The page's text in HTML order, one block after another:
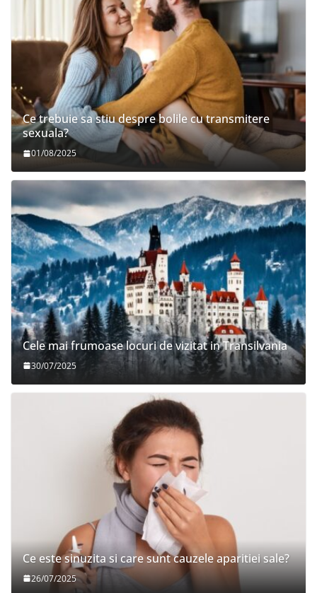
Ce trebuie sa stiu despre bolile cu transmitere
sexuala?
01/08/2025
Cele mai frumoase locuri de vizitat in Transilvania
30/07/2025
Ce este sinuzita si care sunt cauzele aparitiei sale?
26/07/2025